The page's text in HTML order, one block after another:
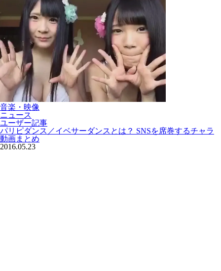
音楽・映像
ニュース
ユーザー記事
パリピダンス／イベサーダンスとは？ SNSを席巻するチャラ
動画まとめ
2016.05.23